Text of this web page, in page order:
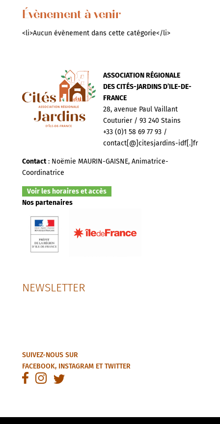
Évènement à venir
<li>Aucun évènement dans cette catégorie</li>
ASSOCIATION RÉGIONALE
DES CITÉS-JARDINS D’ILE-DE-
FRANCE
28, avenue Paul Vaillant
Couturier / 93 240 Stains
+33 (0)1 58 69 77 93 /
contact[@]citesjardins-idf[.]fr
Contact: Noëmie MAURIN-GAISNE, Animatrice-
Coordinatrice
Voir les horaires et accès
Nos partenaires
NEWSLETTER
SUIVEZ-NOUS SUR
FACEBOOK, INSTAGRAMETTWITTER